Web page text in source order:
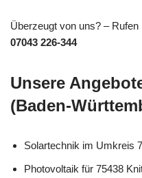
Überzeugt von uns? –
07043 226-344
Unsere
(Baden-
Solartechnik im Umkreis
Photovoltaik für 75438